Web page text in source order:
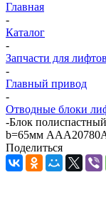
Главная
-
Каталог
-
Запчасти для лифтов
-
Главный привод
-
Отводные блоки
-Блок
b=65мм
Поделиться